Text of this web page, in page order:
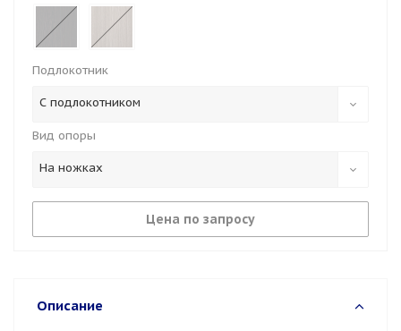
Подлокотник
С подлокотником
Вид опоры
На ножках
Цена по запросу
Описание